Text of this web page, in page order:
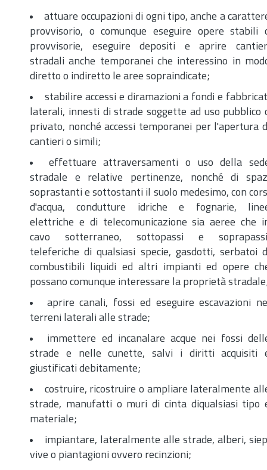
attuare occupazioni di ogni tipo, anche a
provvisorio, o comunque eseguire opere stabili
provvisorie, eseguire depositi e aprire
stradali anche temporanei che interessino in
diretto o indiretto le aree sopraindicate;
stabilire accessi e diramazioni a fondi e
laterali, innesti di strade soggette ad uso pubblico
privato, nonché accessi temporanei per l'apertura
cantieri o simili;
effettuare attraversamenti o uso della
stradale e relative pertinenze, nonché di
soprastanti e sottostanti il suolo medesimo, con
d'acqua, condutture idriche e fognarie,
elettriche e di telecomunicazione sia aeree che
cavo sotterraneo, sottopassi e
teleferiche di qualsiasi specie, gasdotti, serbatoi
combustibili liquidi ed altri impianti ed opere
possano comunque interessare la proprietà
aprire canali, fossi ed eseguire escavazioni
terreni laterali alle strade;
immettere ed incanalare acque nei fossi
strade e nelle cunette, salvi i diritti acquisiti
giustificati debitamente;
costruire, ricostruire o ampliare lateralmente
strade, manufatti o muri di cinta diqualsiasi tipo
materiale;
impiantare, lateralmente alle strade, alberi,
vive o piantagioni ovvero recinzioni;